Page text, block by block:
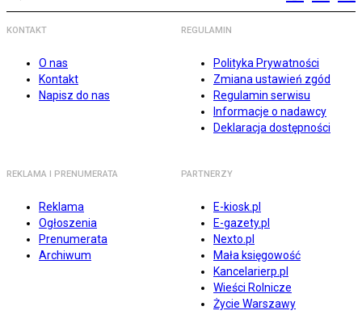
KONTAKT
O nas
Kontakt
Napisz do nas
REGULAMIN
Polityka Prywatności
Zmiana ustawień zgód
Regulamin serwisu
Informacje o nadawcy
Deklaracja dostępności
REKLAMA I PRENUMERATA
Reklama
Ogłoszenia
Prenumerata
Archiwum
PARTNERZY
E-kiosk.pl
E-gazety.pl
Nexto.pl
Mała księgowość
Kancelarierp.pl
Wieści Rolnicze
Życie Warszawy